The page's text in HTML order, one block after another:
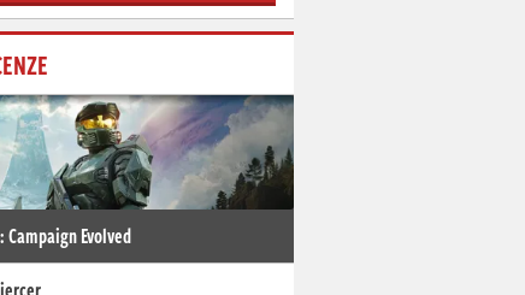
Campaign Evolved